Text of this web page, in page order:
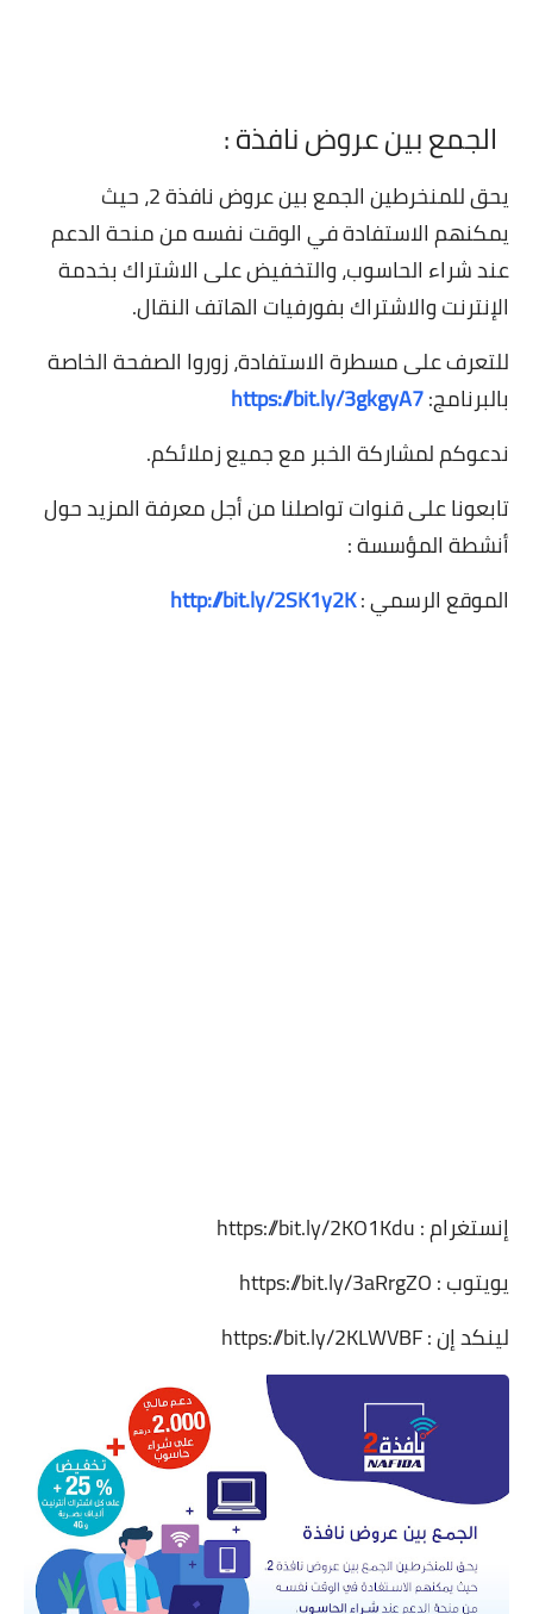
الجمع بين عروض نافذة :
يحق للمنخرطين الجمع بين عروض نافذة 2، حيث
يمكنهم الاستفادة في الوقت نفسه من منحة الدعم
عند شراء الحاسوب، والتخفيض على الاشتراك بخدمة
الإنترنت والاشتراك بفورفيات الهاتف النقال.
للتعرف على مسطرة الاستفادة، زوروا الصفحة الخاصة
بالبرنامج:https://bit.ly/3gkgyA7
ندعوكم لمشاركة الخبر مع جميع زملائكم.
تابعونا على قنوات تواصلنا من أجل معرفة المزيد حول
أنشطة المؤسسة :
الموقع الرسمي :http://bit.ly/2SK1y2K
إنستغرام : https://bit.ly/2KO1Kdu
يويتوب : https://bit.ly/3aRrgZO
لينكد إن : https://bit.ly/2KLWVBF